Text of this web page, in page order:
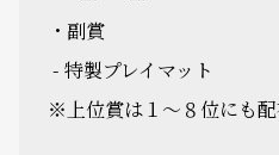
・副賞
- 特製プレイマット
※上位賞は１～８位にも